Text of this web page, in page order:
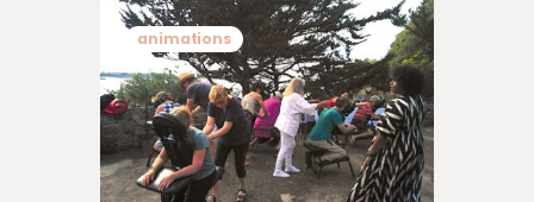
animations